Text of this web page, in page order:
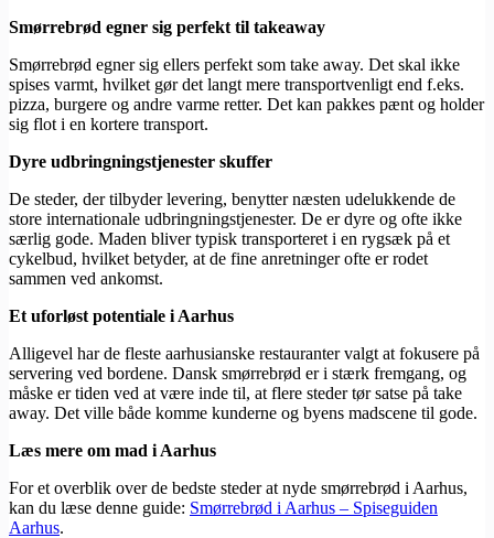
Smørrebrød egner sig perfekt til takeaway
Smørrebrød egner sig ellers perfekt som take away. Det skal ikke
spises varmt, hvilket gør det langt mere transportvenligt end f.eks.
pizza, burgere og andre varme retter. Det kan pakkes pænt og holder
sig flot i en kortere transport.
Dyre udbringningstjenester skuffer
De steder, der tilbyder levering, benytter næsten udelukkende de
store internationale udbringningstjenester. De er dyre og ofte ikke
særlig gode. Maden bliver typisk transporteret i en rygsæk på et
cykelbud, hvilket betyder, at de fine anretninger ofte er rodet
sammen ved ankomst.
Et uforløst potentiale i Aarhus
Alligevel har de fleste aarhusianske restauranter valgt at fokusere på
servering ved bordene. Dansk smørrebrød er i stærk fremgang, og
måske er tiden ved at være inde til, at flere steder tør satse på take
away. Det ville både komme kunderne og byens madscene til gode.
Læs mere om mad i Aarhus
For et overblik over de bedste steder at nyde smørrebrød i Aarhus,
kan du læse denne guide: Smørrebrød i Aarhus – Spiseguiden
Aarhus.